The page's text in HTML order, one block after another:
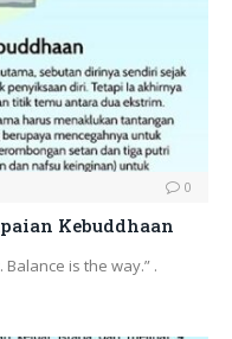
0
Kebuddhaan
is the way.” .